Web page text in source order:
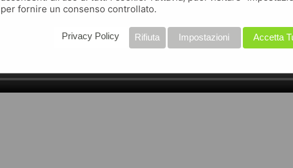
per fornire un consenso controllato.
Accetta
Impostazioni
Rifiuta
Privacy Policy